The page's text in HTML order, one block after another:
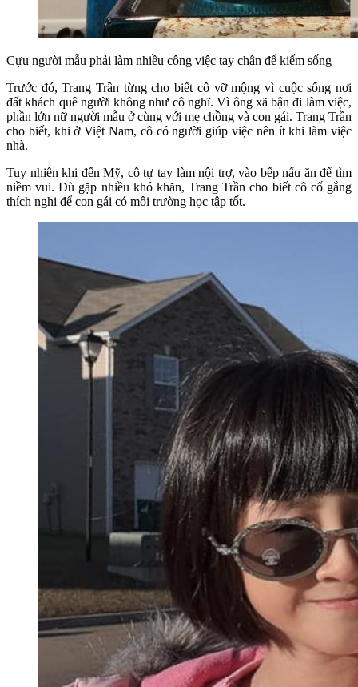
Cựu người mẫu phải làm nhiều công việc tay chân để kiếm sống
Trước đó, Trang Trần từng cho biết cô vỡ mộng vì cuộc sống nơi
đất khách quê người không như cô nghĩ. Vì ông xã bận đi làm việc,
phần lớn nữ người mẫu ở cùng với mẹ chồng và con gái. Trang Trần
cho biết, khi ở Việt Nam, cô có người giúp việc nên ít khi làm việc
nhà.
Tuy nhiên khi đến Mỹ, cô tự tay làm nội trợ, vào bếp nấu ăn để tìm
niềm vui. Dù gặp nhiều khó khăn, Trang Trần cho biết cô cố gắng
thích nghi để con gái có môi trường học tập tốt.